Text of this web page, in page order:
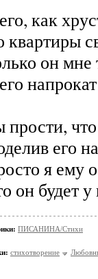
как
квартиры
он мне
прости,
его
я ему
он будет
ПИСАНИНА/Стихи
стихотворение